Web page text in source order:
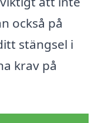
också på
stängsel i
krav på